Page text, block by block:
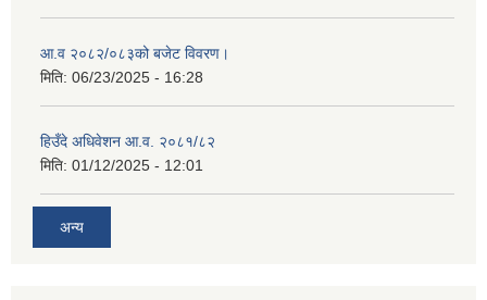
आ.व २०८२/०८३को बजेट विवरण।
मिति: 06/23/2025 - 16:28
हिउँदे अधिवेशन आ.व. २०८१/८२
मिति: 01/12/2025 - 12:01
अन्य